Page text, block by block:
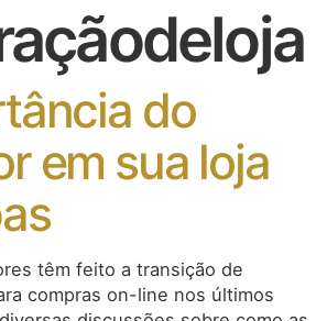
do
em sua loja
têm feito a transição de
compras on-line nos últimos